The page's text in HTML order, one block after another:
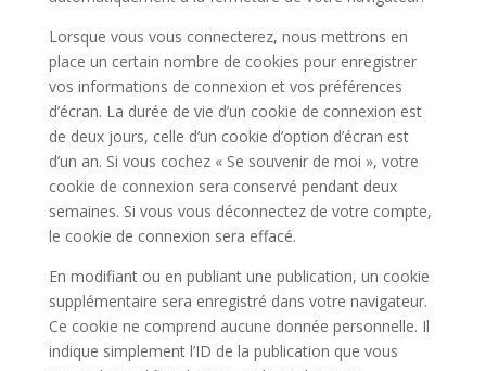
Lorsque vous vous connecterez, nous mettrons en
place un certain nombre de cookies pour enregistrer
vos informations de connexion et vos préférences
d’écran. La durée de vie d’un cookie de connexion est
de deux jours, celle d’un cookie d’option d’écran est
d’un an. Si vous cochez « Se souvenir de moi », votre
cookie de connexion sera conservé pendant deux
semaines. Si vous vous déconnectez de votre compte,
le cookie de connexion sera effacé.
En modifiant ou en publiant une publication, un cookie
supplémentaire sera enregistré dans votre navigateur.
Ce cookie ne comprend aucune donnée personnelle. Il
indique simplement l’ID de la publication que vous